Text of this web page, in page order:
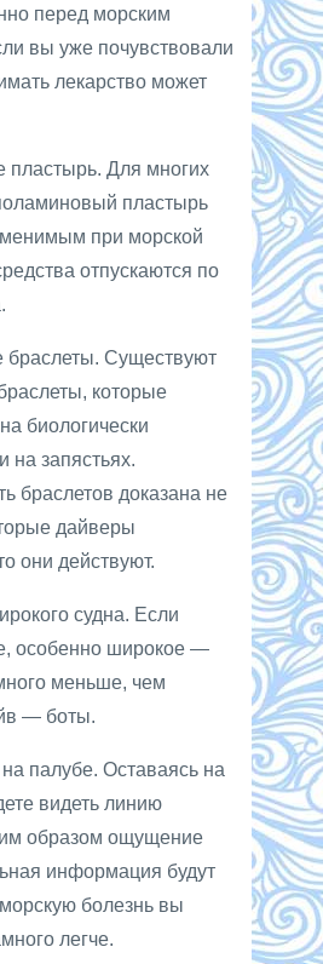
перед морским
вы уже почувствовали
лекарство может
пластырь. Для многих
пластырь
при морской
отпускаются по
браслеты. Существуют
которые
биологически
на запястьях.
браслетов доказана не
дайверы
они действуют.
судна. Если
особенно широкое —
меньше, чем
— боты.
палубе. Оставаясь на
видеть линию
образом ощущение
информация будут
болезнь вы
легче.